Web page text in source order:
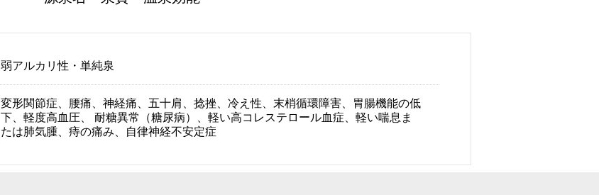
弱アルカリ性・単純泉
変形関節症、腰痛、神経痛、五十肩、捻挫、冷え性、末梢循環障害、胃腸機能の低
下、軽度高血圧、 耐糖異常（糖尿病）、軽い高コレステロール血症、軽い喘息ま
たは肺気腫、痔の痛み、自律神経不安定症